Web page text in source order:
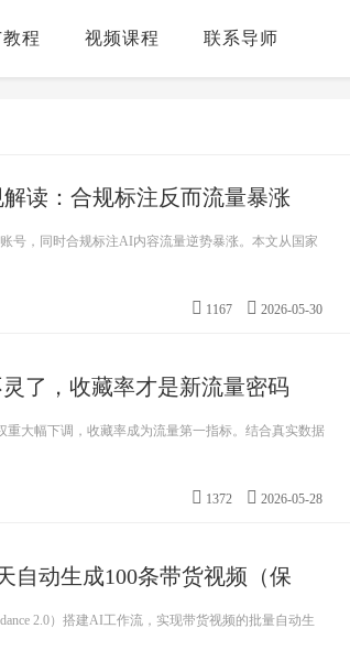
程 视频课程 联系导师
读：合规标注反而流量暴涨
号，同时合规标注AI内容流量逆势暴涨。本文从国家
1167 2026-05-30
了，收藏率才是新流量密码
大幅下调，收藏率成为流量第一指标。结合真实数据
1372 2026-05-28
自动生成100条带货视频（保
2.0）搭建AI工作流，实现带货视频的批量自动生